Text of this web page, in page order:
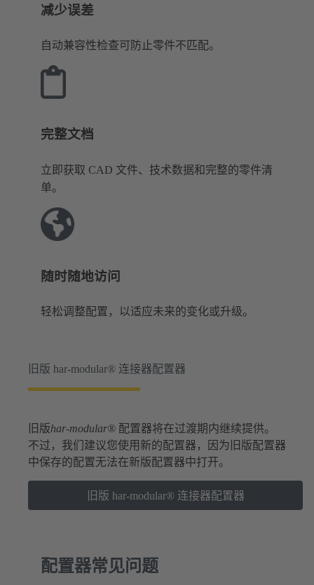
减少误差
自动兼容性检查可防止零件不匹配。
完整文档
立即获取 CAD 文件、技术数据和完整的零件清
单。
随时随地访问
轻松调整配置，以适应未来的变化或升级。
旧版 har-modular® 连接器配置器
旧版har-modular® 配置器将在过渡期内继续提供。
不过，我们建议您使用新的配置器，因为旧版配置器
中保存的配置无法在新版配置器中打开。
旧版 har-modular® 连接器配置器
配置器常见问题